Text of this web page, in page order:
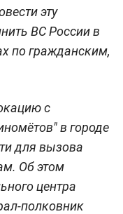
эту
ВС России в
по гражданским,
с
в городе
для вызова
Об этом
центра
полковник